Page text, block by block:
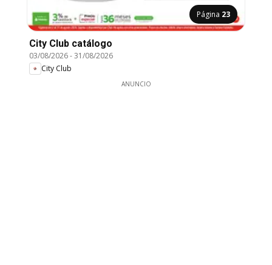
Página 23
City Club catálogo
03/08/2026-31/08/2026
City Club
ANUNCIO